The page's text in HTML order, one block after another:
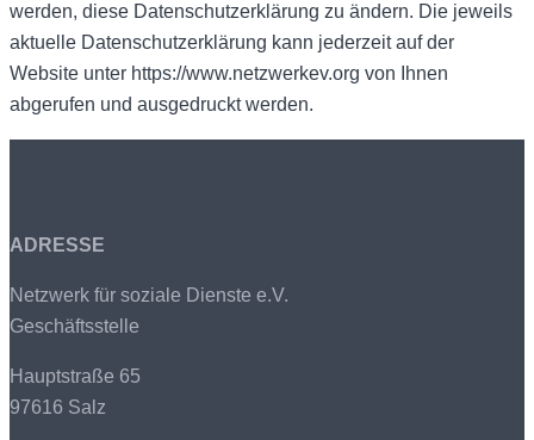
werden, diese Datenschutzerklärung zu ändern. Die jeweils
aktuelle Datenschutzerklärung kann jederzeit auf der
Website unter https://www.netzwerkev.org von Ihnen
abgerufen und ausgedruckt werden.
ADRESSE
Netzwerk für soziale Dienste e.V.
Geschäftsstelle
Hauptstraße 65
97616 Salz